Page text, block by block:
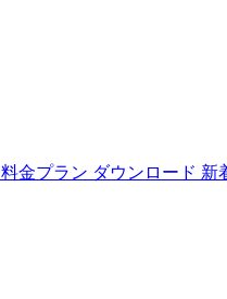
料金プラン ダウンロード 新